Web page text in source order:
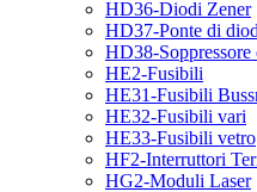
HD36-Diodi Zener
HD37-Ponte di
HD38-Soppressore
HE2-Fusibili
HE31-Fusibili
HE32-Fusibili vari
HE33-Fusibili vetro
HF2-Interruttori
HG2-Moduli Laser